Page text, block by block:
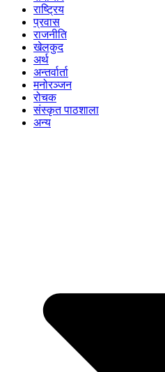
राष्ट्रिय
प्रवास
राजनीति
खेलकुद
अर्थ
अन्तर्वार्ता
मनोरञ्जन
रोचक
संस्कृत पाठशाला
अन्य